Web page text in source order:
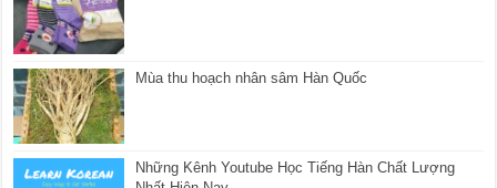
Mùa thu hoạch nhân sâm Hàn Quốc
Những Kênh Youtube Học Tiếng Hàn Chất Lượng